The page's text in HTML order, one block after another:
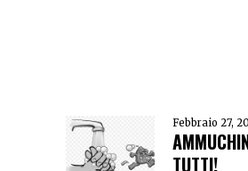
Febbraio 27,
TUTTI!